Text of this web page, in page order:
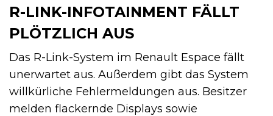
R-LINK-INFOTAINMENT FÄLLT
PLÖTZLICH AUS
Das R-Link-System im Renault Espace fällt
unerwartet aus. Außerdem gibt das System
willkürliche Fehlermeldungen aus. Besitzer
melden flackernde Displays sowie